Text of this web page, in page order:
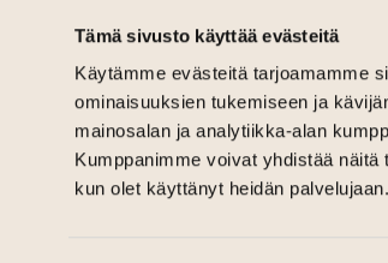
Tämä sivusto käyttää evästeitä
Käytämme evästeitä tarjoamamme
ominaisuuksien tukemiseen ja
mainosalan ja analytiikka-alan
Kumppanimme voivat yhdistää näitä
kun olet käyttänyt heidän palvelujaan.
su-ma klo 10-20, ti-to klo
Taiteen talo ma-pe lounas klo
brunssi su klo 11-15
Galleria ti-su 12-18
Aski ti-pe 12-18 ja la-su 12-16